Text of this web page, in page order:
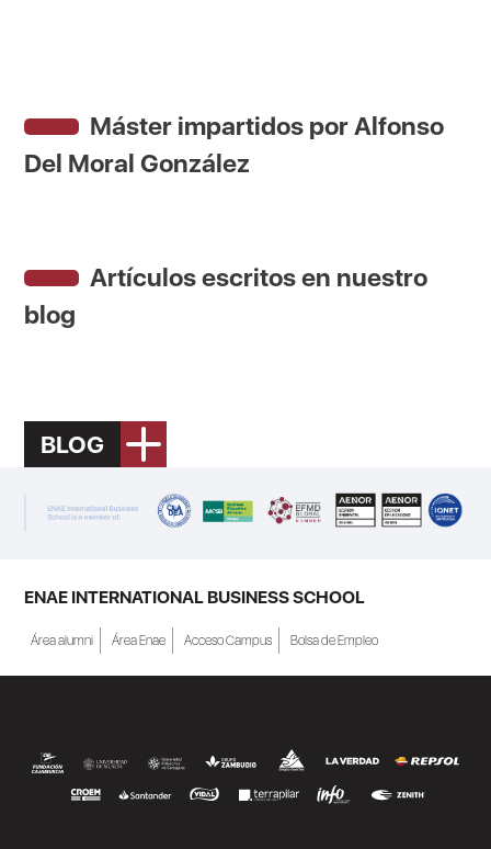
Máster impartidos por Alfonso
Del Moral González
Artículos escritos en nuestro
blog
BLOG
ENAE INTERNATIONAL BUSINESS SCHOOL
Área alumni Área Enae Acceso Campus Bolsa de Empleo